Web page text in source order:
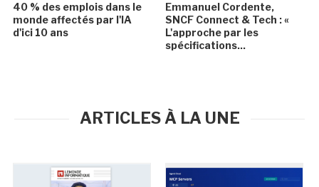
40 % des emplois dans le
monde affectés par l'IA
d'ici 10 ans
Emmanuel Cordente,
SNCF Connect & Tech : «
L'approche par les
spécifications...
ARTICLES À LA UNE